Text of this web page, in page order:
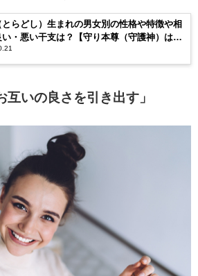
とらどし）生まれの男女別の性格や特徴や相
い・悪い干支は？【守り本尊（守護神）は虚
】
互いの良さを引き出す」